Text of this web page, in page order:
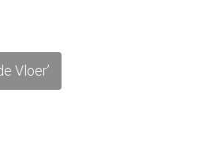
Vloer’